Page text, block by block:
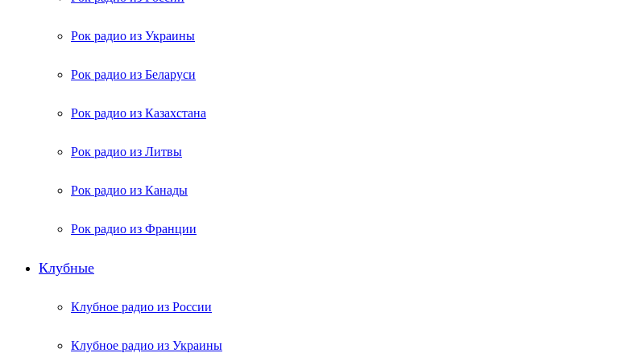
Рок радио из Украины
Рок радио из Беларуси
Рок радио из Казахстана
Рок радио из Литвы
Рок радио из Канады
Рок радио из Франции
Клубные
Клубное радио из России
Клубное радио из Украины